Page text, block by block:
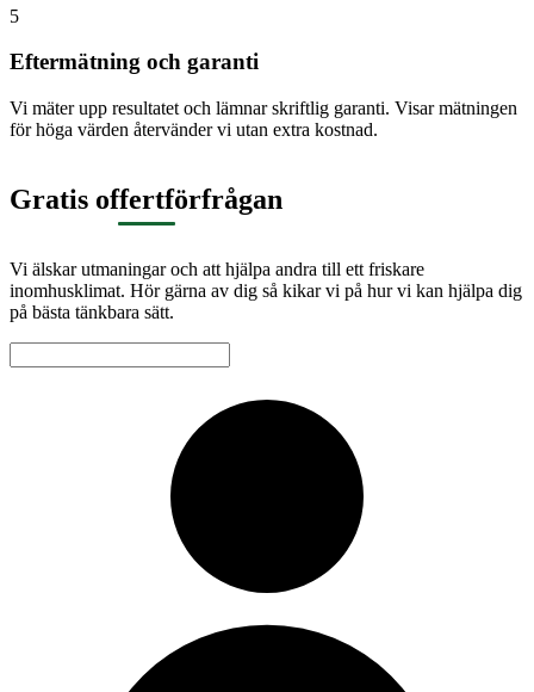
5
Eftermätning och garanti
Vi mäter upp resultatet och lämnar skriftlig garanti. Visar mätningen
för höga värden återvänder vi utan extra kostnad.
Gratis offertförfrågan
Vi älskar utmaningar och att hjälpa andra till ett friskare
inomhusklimat. Hör gärna av dig så kikar vi på hur vi kan hjälpa dig
på bästa tänkbara sätt.